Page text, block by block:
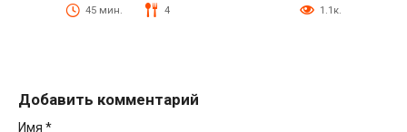
45 мин. 4 1.1к.
Добавить комментарий
Имя *